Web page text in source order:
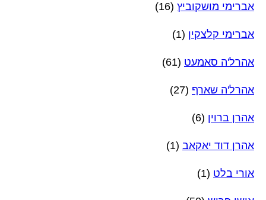
אברימי מושקוביץ (16)
אברימי קלצקין (1)
אהרל'ה סאמעט (61)
אהרל'ה שארף (27)
אהרן ברוין (6)
אהרן דוד יאקאב (1)
אורי בלט (1)